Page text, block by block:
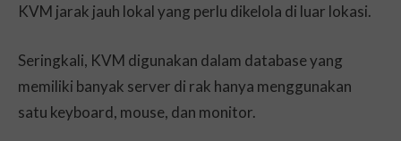
KVM jarak jauh lokal yang perlu dikelola di luar lokasi.
Seringkali, KVM digunakan dalam database yang
memiliki banyak server di rak hanya menggunakan
satu keyboard, mouse, dan monitor.